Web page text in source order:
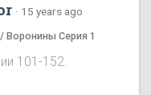
· 15 years ago
Воронины Серия 1
101-152.